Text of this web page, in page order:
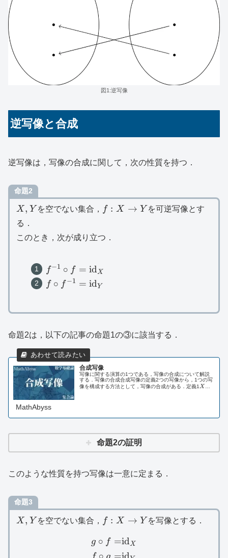
図1:逆写像
逆写像と合成
逆写像は，写像の合成に関して，次の性質を持つ．
命題2
X,Y
X , Y を空でない集合， f:X\to
f : X → Y を可逆写像とす
る．
このとき，次が成り立つ．
f^{-1}\circ
f=\mathrm{id}_X
f−1 ∘ f = idX
f\circ
f ∘ f −1 = idY
命題2は，以下の記事の命題1の③に該当する．
合成写像
写像に関する演算の1つである，写像の合成について解説
する．写像の合成合成写像の定義2つの写像から，1つの写
像を構成する方法として，写像の合成がある．定義1 X
X
MathAbyss
命題2の証明
このような性質を持つ写像は一意に定まる．
命題3
X,Y
X , Y を空でない集合， f:X\to
f : X → Y を写像とする．
\begin{aligned}g\circ
g ∘ f =idX